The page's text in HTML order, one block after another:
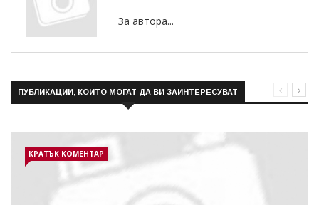
За автора...
ПУБЛИКАЦИИ, КОИТО МОГАТ ДА ВИ ЗАИНТЕРЕСУВАТ
КРАТЪК КОМЕНТАР